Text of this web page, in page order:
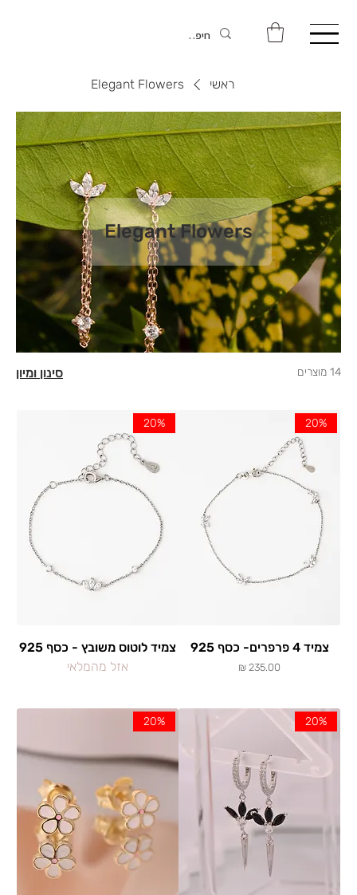
ראשי Elegant Flowers
Elegant Flowers
14 מוצרים סינון ומיון
20%
צמיד 4 פרפרים- כסף 925
מחיר
20%
צמיד לוטוס משובץ - כסף 925
אזל מהמלאי
20%
20%